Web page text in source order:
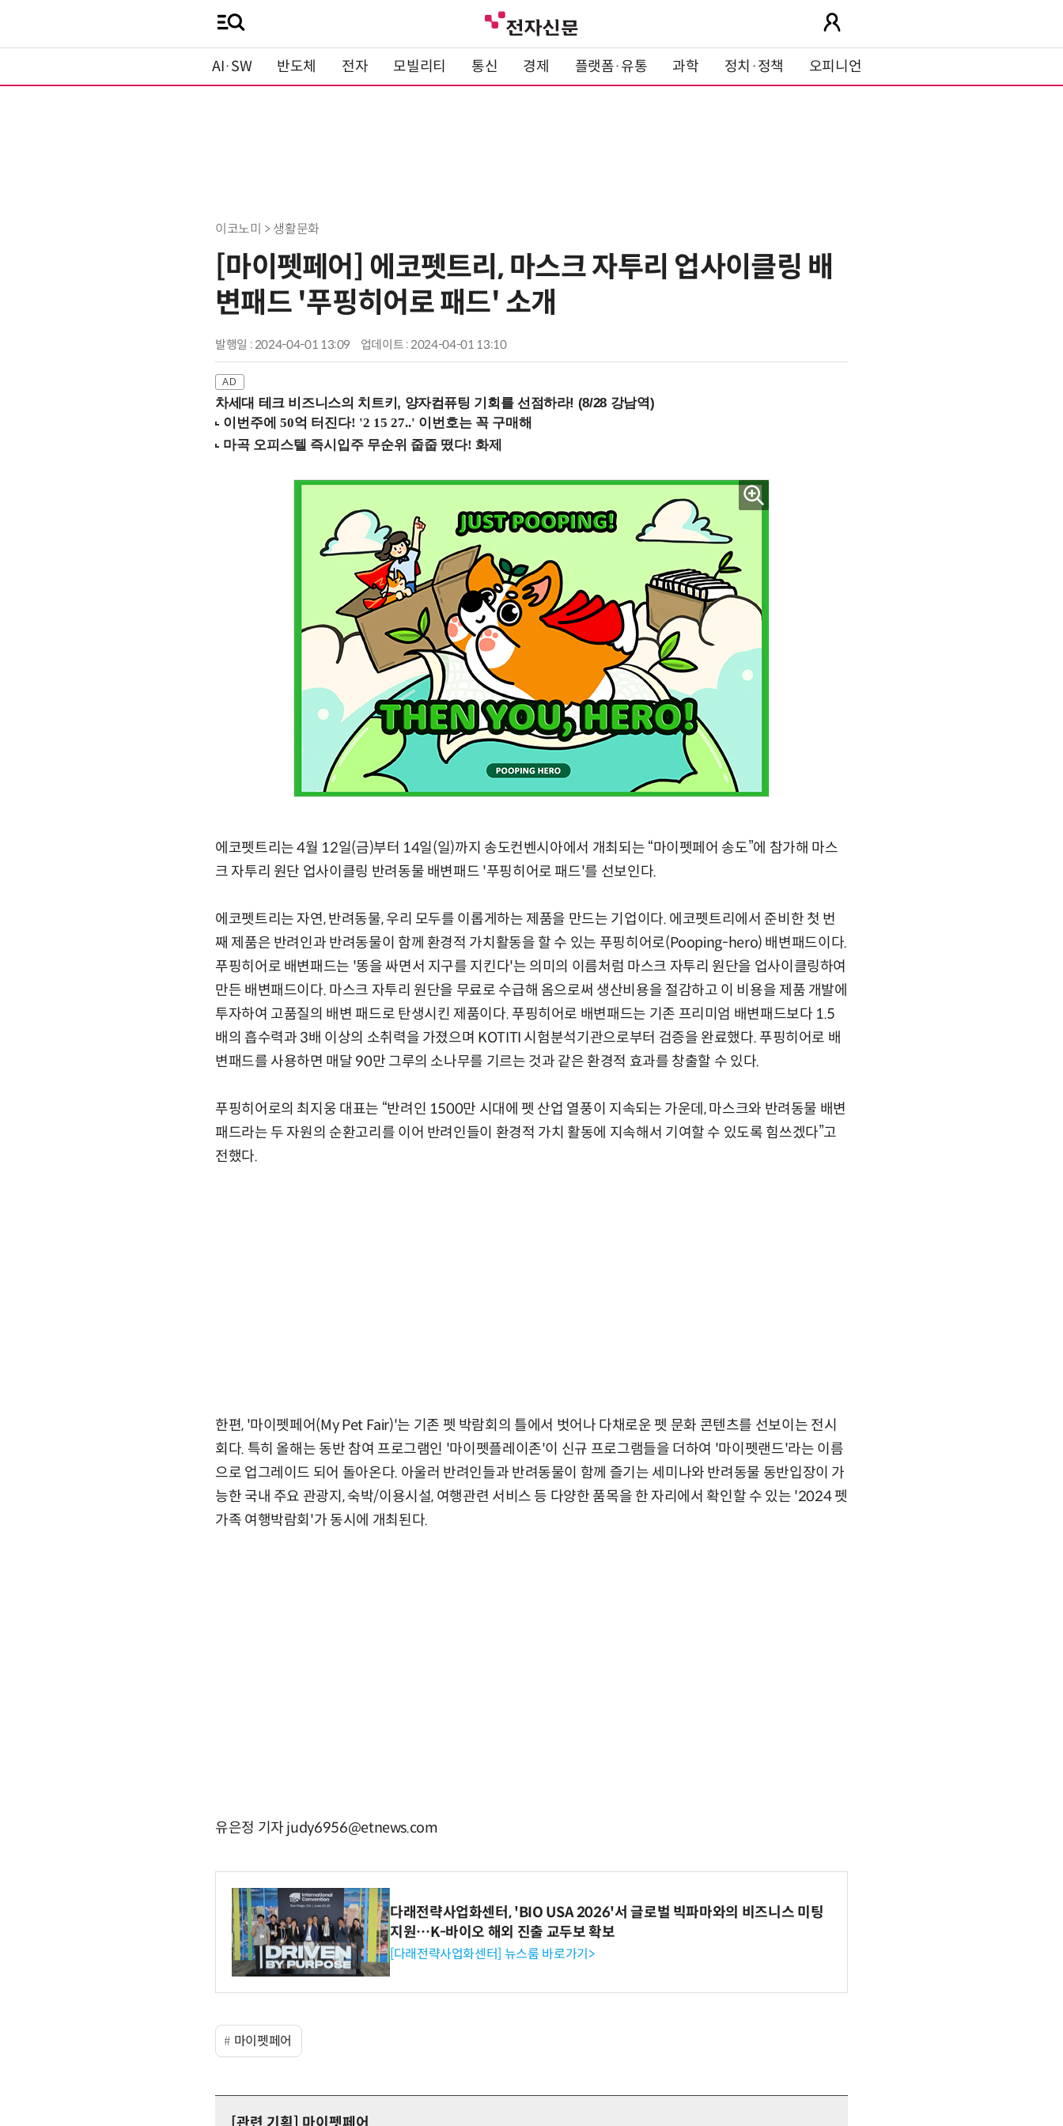
AI·SW 반도체 전자 모빌리티 통신 경제 플랫폼·유통 과학 정치·정책 오피니언
이코노미 > 생활문화
[마이펫페어] 에코펫트리, 마스크 자투리 업사이클링 배
변패드 '푸핑히어로 패드' 소개
발행일 : 2024-04-01 13:09 업데이트 : 2024-04-01 13:10
차세대 테크 비즈니스의 치트키, 양자컴퓨팅 기회를 선점하라! (8/28 강남역)
에코펫트리는 4월 12일(금)부터 14일(일)까지 송도컨벤시아에서 개최되는 “마이펫페어 송도”에 참가해 마스
크 자투리 원단 업사이클링 반려동물 배변패드 '푸핑히어로 패드'를 선보인다.
에코펫트리는 자연, 반려동물, 우리 모두를 이롭게하는 제품을 만드는 기업이다. 에코펫트리에서 준비한 첫 번
째 제품은 반려인과 반려동물이 함께 환경적 가치활동을 할 수 있는 푸핑히어로(Pooping-hero) 배변패드이다.
푸핑히어로 배변패드는 '똥을 싸면서 지구를 지킨다'는 의미의 이름처럼 마스크 자투리 원단을 업사이클링하여
만든 배변패드이다. 마스크 자투리 원단을 무료로 수급해 옴으로써 생산비용을 절감하고 이 비용을 제품 개발에
투자하여 고품질의 배변 패드로 탄생시킨 제품이다. 푸핑히어로 배변패드는 기존 프리미엄 배변패드보다 1.5
배의 흡수력과 3배 이상의 소취력을 가졌으며 KOTITI 시험분석기관으로부터 검증을 완료했다. 푸핑히어로 배
변패드를 사용하면 매달 90만 그루의 소나무를 기르는 것과 같은 환경적 효과를 창출할 수 있다.
푸핑히어로의 최지웅 대표는 “반려인 1500만 시대에 펫 산업 열풍이 지속되는 가운데, 마스크와 반려동물 배변
패드라는 두 자원의 순환고리를 이어 반려인들이 환경적 가치 활동에 지속해서 기여할 수 있도록 힘쓰겠다”고
전했다.
한편, '마이펫페어(My Pet Fair)'는 기존 펫 박람회의 틀에서 벗어나 다채로운 펫 문화 콘텐츠를 선보이는 전시
회다. 특히 올해는 동반 참여 프로그램인 '마이펫플레이존'이 신규 프로그램들을 더하여 '마이펫랜드'라는 이름
으로 업그레이드 되어 돌아온다. 아울러 반려인들과 반려동물이 함께 즐기는 세미나와 반려동물 동반입장이 가
능한 국내 주요 관광지, 숙박/이용시설, 여행관련 서비스 등 다양한 품목을 한 자리에서 확인할 수 있는 '2024 펫
가족 여행박람회'가 동시에 개최된다.
유은정 기자 judy6956@etnews.com
다래전략사업화센터, 'BIO USA 2026'서 글로벌 빅파마와의 비즈니스 미팅
지원…K-바이오 해외 진출 교두보 확보
[다래전략사업화센터] 뉴스룸 바로가기>
마이펫페어